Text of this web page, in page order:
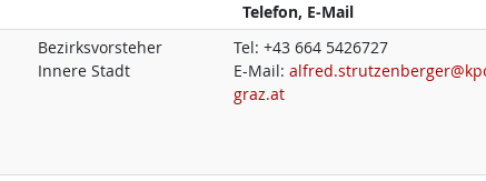
Telefon, E-Mail
Bezirksvorsteher
Innere Stadt
Tel:+43 664 5426727
E-Mail:
graz.at